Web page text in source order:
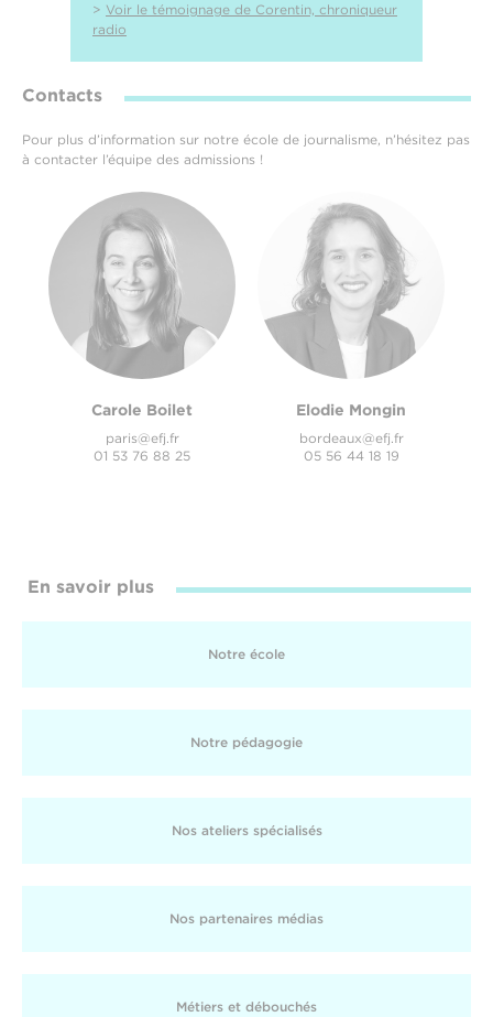
> Voir le témoignage de Corentin, chroniqueur
radio
Contacts
Pour plus d’information sur notre école de journalisme, n’hésitez pas
à contacter l’équipe des admissions !
Carole Boilet
paris@efj.fr
01 53 76 88 25
Elodie Mongin
bordeaux@efj.fr
05 56 44 18 19
En savoir plus
Notre école
Notre pédagogie
Nos ateliers spécialisés
Nos partenaires médias
Métiers et débouchés